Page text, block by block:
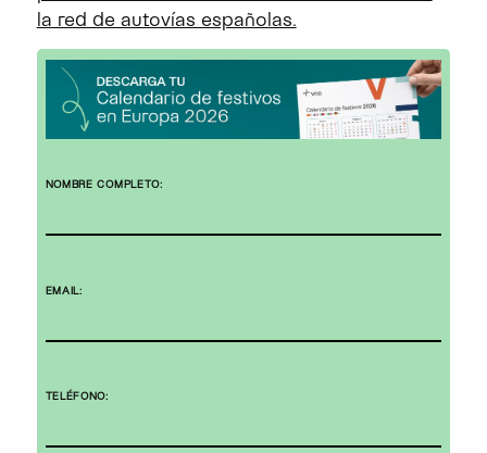
la red de autovías españolas.
NOMBRE COMPLETO:
EMAIL:
TELÉFONO: